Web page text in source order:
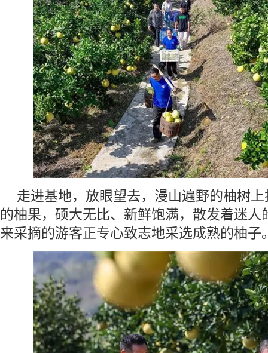
走进基地，放眼望去，漫山遍野的柚树
的柚果，硕大无比、新鲜饱满，散发着迷人
来采摘的游客正专心致志地采选成熟的柚